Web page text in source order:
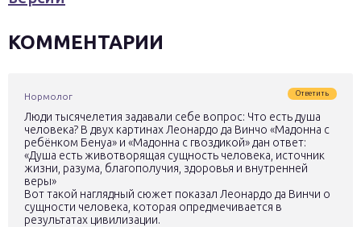
КОММЕНТАРИИ
Нормолог Ответить
Люди тысячелетия задавали себе вопрос: Что есть душа
человека? В двух картинах Леонардо да Винчо «Мадонна с
ребёнком Бенуа» и «Мадонна с гвоздикой» дан ответ:
«Душа есть животворящая сущность человека, источник
жизни, разума, благополучия, здоровья и внутренней
веры»
Вот такой наглядный сюжет показал Леонардо да Винчи о
сущности человека, которая опредмечивается в
результатах цивилизации.